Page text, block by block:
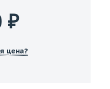
₽
цена?